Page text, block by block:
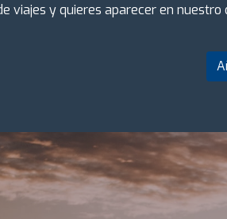
viajes y quieres aparecer en